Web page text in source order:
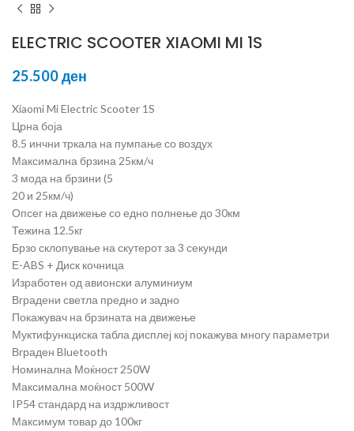
ELECTRIC SCOOTER XIAOMI MI 1S
25.500ден
Xiaomi Mi Electric Scooter 1S
Црна боја
8.5 инчни тркала на пумпање со воздух
Максимална брзина 25км/ч
3 мода на брзини (5
20 и 25км/ч)
Опсег на движење со едно полнење до 30км
Тежина 12.5кг
Брзо склопување на скутерот за 3 секунди
Е-ABS + Диск кочница
Изработен од авионски алуминиум
Вградени светла предно и задно
Покажувач на брзината на движење
Муктифункциска табла дисплеј кој покажува многу параметри
Вграден Bluetooth
Номинална Моќност 250W
Максимална моќност 500W
IP54 стандард на издржливост
Максимум товар до 100кг